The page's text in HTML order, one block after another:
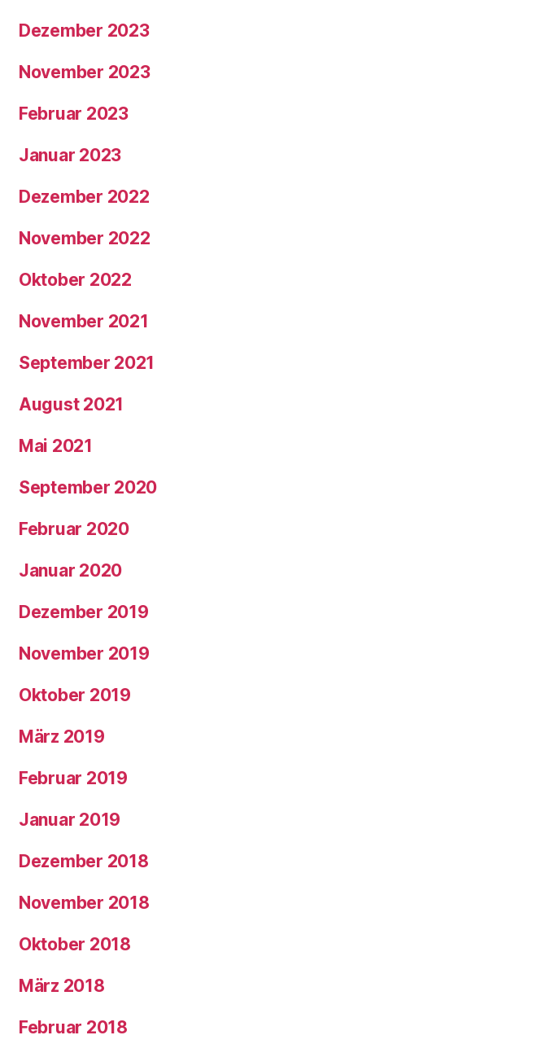
Dezember 2023
November 2023
Februar 2023
Januar 2023
Dezember 2022
November 2022
Oktober 2022
November 2021
September 2021
August 2021
Mai 2021
September 2020
Februar 2020
Januar 2020
Dezember 2019
November 2019
Oktober 2019
März 2019
Februar 2019
Januar 2019
Dezember 2018
November 2018
Oktober 2018
März 2018
Februar 2018